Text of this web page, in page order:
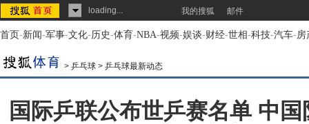
loading... 我的搜狐 邮件
首页-新闻-军事-文化-历史-体育-NBA-视频-娱谈-财经-世相-科技-汽车-房
> 乒乓球 > 乒乓球最新动态
国际乒联公布世乒赛名单 中